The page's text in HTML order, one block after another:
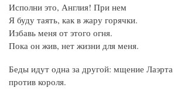
Исполни это, Англия! При нем
Я буду таять, как в жару горячки.
Избавь меня от этого огня.
Пока он жив, нет жизни для меня.
Беды идут одна за другой: мщение
против короля.